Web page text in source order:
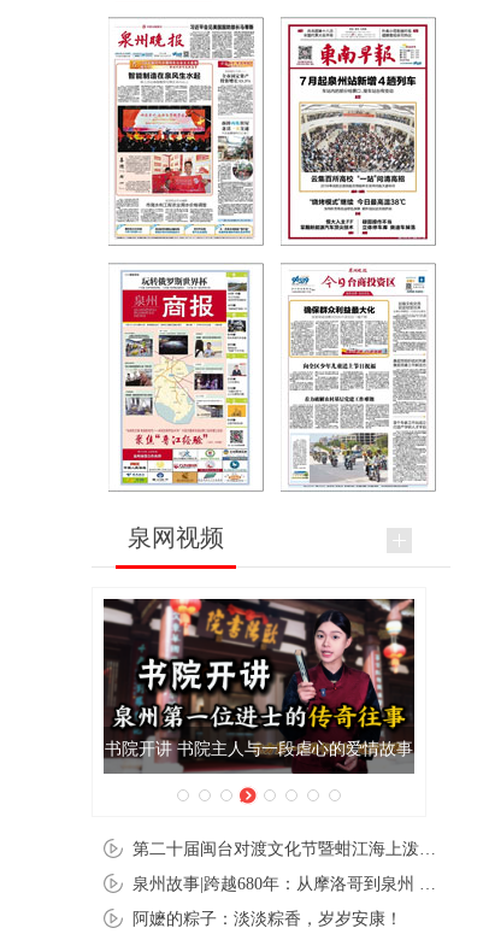
泉网视频
书院开讲 书院主人与一段虐心的爱情故事
阿嬷的粽子：淡淡粽香，岁岁安康！